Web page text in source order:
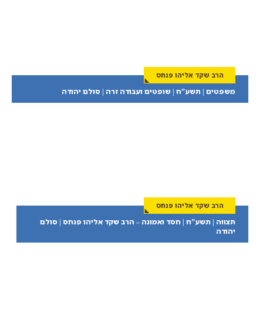
הרב שקד אליהו פנחס
משפטים | תשע”ח | שופטים ועבודה זרה | סולם יהודה
הרב שקד אליהו פנחס
תצווה | תשע”ח | חסד ואמונה – הרב שקד אליהו פנחס | סולם
יהודה